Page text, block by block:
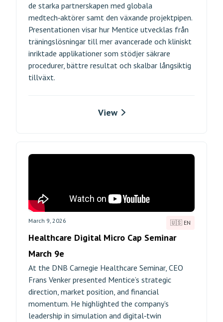
de starka partnerskapen med globala
medtech‑aktörer samt den växande projektpipen.
Presentationen visar hur Mentice utvecklas från
träningslösningar till mer avancerade och kliniskt
inriktade applikationer som stödjer säkrare
procedurer, bättre resultat och skalbar långsiktig
tillväxt.
View
March 9, 2026 🇺🇸 EN
Healthcare Digital Micro Cap Seminar
March 9e
At the DNB Carnegie Healthcare Seminar, CEO
Frans Venker presented Mentice’s strategic
direction, market position, and financial
momentum. He highlighted the company’s
leadership in simulation and digital‑twin